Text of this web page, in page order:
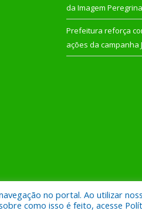
da Imagem
Prefeitura reforça
ações da campanha
de Rurópolis.
no portal. Ao utilizar
como isso é feito, acesse